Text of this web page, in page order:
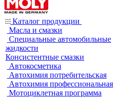
Каталог продукции
Масла и смазки
Специальные автомобильные
жидкости
Консистентные смазки
Автокосметика
Автохимия потребительская
Автохимия профессиональная
Мотоциклетная программа